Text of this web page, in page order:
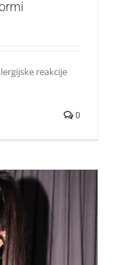
reakcije
0
na paradajz